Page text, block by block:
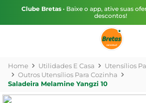
Clube Bretas • Baixe o app, ative suas
descontos!
Utilidades E Casa
Utensílios
Outros Utensílios Para Cozinha
Saladeira Melamine Yangzi 10